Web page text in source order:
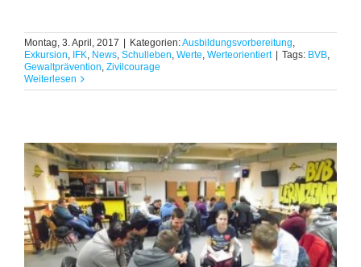
Montag, 3. April, 2017 | Kategorien:Ausbildungsvorbereitung
Exkursion IFK News Schulleben Werte Werteorientiert | Tags: BVB
Gewaltprävention Zivilcourage
Weiterlesen